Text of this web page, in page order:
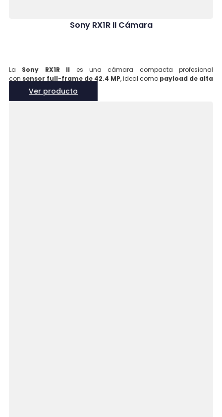
Sony RX1R II Cámara
La Sony RX1R II es una cámara compacta profesional
con sensor full-frame de 42.4 MP, ideal como payload de alta
resolución
para drones de mapeo, inspección y fotogrametría.
Su lente fijaZEISS® Sonnar T 35mm F2
Ver producto